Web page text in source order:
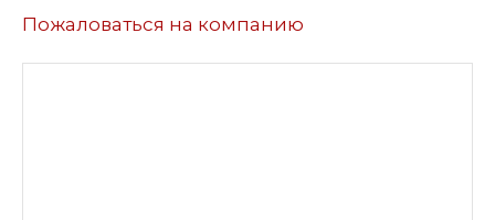
Пожаловаться на компанию